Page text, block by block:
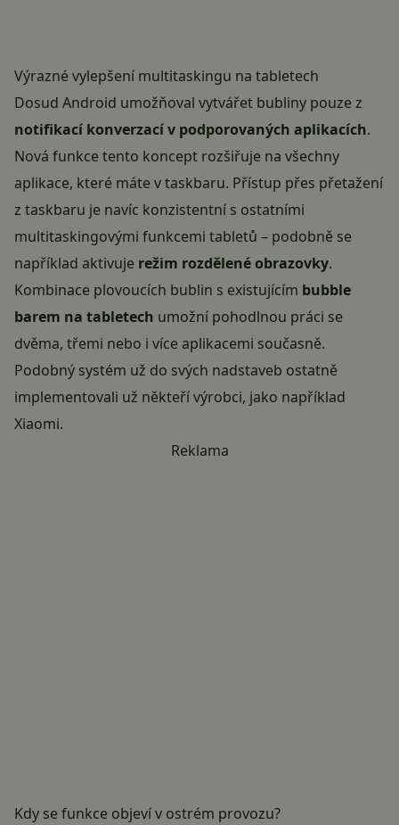
Výrazné vylepšení multitaskingu na tabletech
Dosud Android umožňoval vytvářet bubliny pouze z
notifikací konverzací v podporovaných aplikacích.
Nová funkce tento koncept rozšiřuje na všechny
aplikace, které máte v taskbaru. Přístup přes přetažení
z taskbaru je navíc konzistentní s ostatními
multitaskingovými funkcemi tabletů – podobně se
například aktivuje režim rozdělené obrazovky.
Kombinace plovoucích bublin s existujícím bubble
barem na tabletech umožní pohodlnou práci se
dvěma, třemi nebo i více aplikacemi současně.
Podobný systém už do svých nadstaveb ostatně
implementovali už někteří výrobci, jako například
Xiaomi.
Reklama
Kdy se funkce objeví v ostrém provozu?